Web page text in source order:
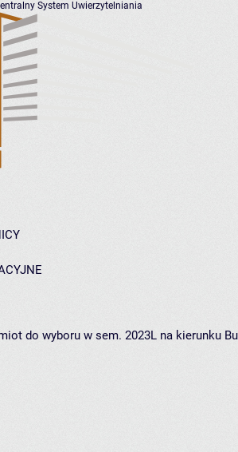
System Uwierzytelniania
do wyboru w sem. 2023L na kierunku